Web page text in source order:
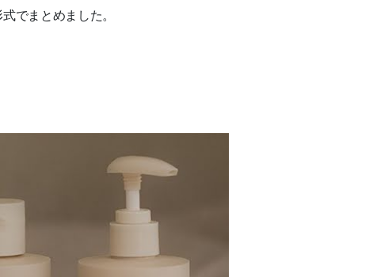
でまとめました。